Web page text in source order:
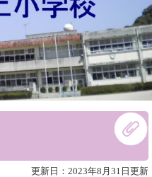
更新日：2023年8月31日更新